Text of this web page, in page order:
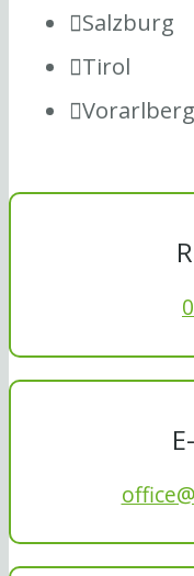
Salzburg
Tirol
Vorarlberg